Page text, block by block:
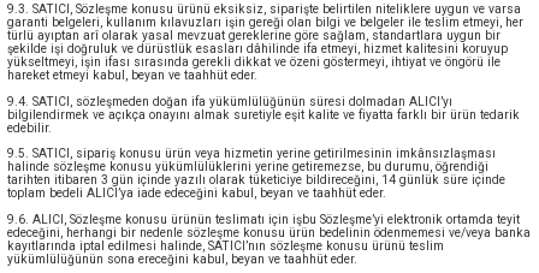
9.3. SATICI, Sözleşme konusu ürünü eksiksiz, siparişte belirtilen niteliklere uygun ve varsa
garanti belgeleri, kullanım kılavuzları işin gereği olan bilgi ve belgeler ile teslim etmeyi, her
türlü ayıptan arî olarak yasal mevzuat gereklerine göre sağlam, standartlara uygun bir
şekilde işi doğruluk ve dürüstlük esasları dâhilinde ifa etmeyi, hizmet kalitesini koruyup
yükseltmeyi, işin ifası sırasında gerekli dikkat ve özeni göstermeyi, ihtiyat ve öngörü ile
hareket etmeyi kabul, beyan ve taahhüt eder.
9.4. SATICI, sözleşmeden doğan ifa yükümlülüğünün süresi dolmadan ALICI’yı
bilgilendirmek ve açıkça onayını almak suretiyle eşit kalite ve fiyatta farklı bir ürün tedarik
edebilir.
9.5. SATICI, sipariş konusu ürün veya hizmetin yerine getirilmesinin imkânsızlaşması
halinde sözleşme konusu yükümlülüklerini yerine getiremezse, bu durumu, öğrendiği
tarihten itibaren 3 gün içinde yazılı olarak tüketiciye bildireceğini, 14 günlük süre içinde
toplam bedeli ALICI’ya iade edeceğini kabul, beyan ve taahhüt eder.
9.6. ALICI, Sözleşme konusu ürünün teslimatı için işbu Sözleşme’yi elektronik ortamda teyit
edeceğini, herhangi bir nedenle sözleşme konusu ürün bedelinin ödenmemesi ve/veya banka
kayıtlarında iptal edilmesi halinde, SATICI’nın sözleşme konusu ürünü teslim
yükümlülüğünün sona ereceğini kabul, beyan ve taahhüt eder.